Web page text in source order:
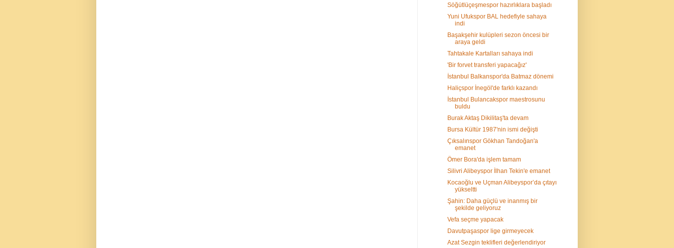
Söğütlüçeşmespor hazırlıklara başladı
Yuni Ufukspor BAL hedefiyle sahaya
indi
Başakşehir kulüpleri sezon öncesi bir
araya geldi
Tahtakale Kartalları sahaya indi
'Bir forvet transferi yapacağız'
İstanbul Balkanspor'da Batmaz dönemi
Haliçspor İnegöl'de farklı kazandı
İstanbul Bulancakspor maestrosunu
buldu
Burak Aktaş Dikilitaş'ta devam
Bursa Kültür 1987'nin ismi değişti
Çıksalınspor Gökhan Tandoğan'a
emanet
Ömer Bora'da işlem tamam
Silivri Alibeyspor İlhan Tekin'e emanet
Kocaoğlu ve Uçman Alibeyspor’da çıtayı
yükseltti
Şahin: Daha güçlü ve inanmış bir
şekilde geliyoruz
Vefa seçme yapacak
Davutpaşaspor lige girmeyecek
Azat Sezgin teklifleri değerlendiriyor